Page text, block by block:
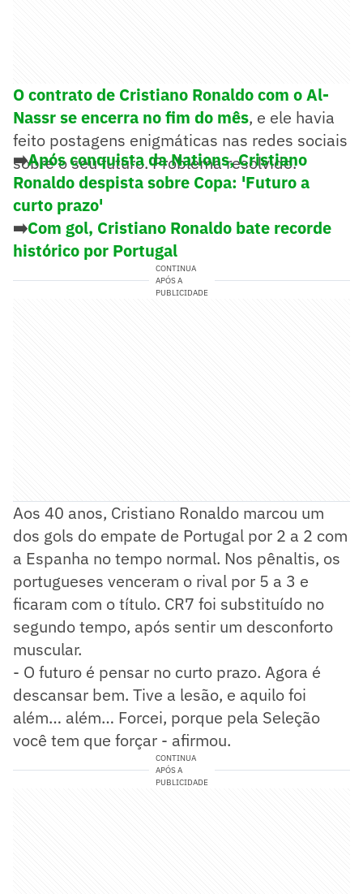
O contrato de Cristiano Ronaldo com o Al-
Nassr se encerra no fim do mês, e ele havia
feito postagens enigmáticas nas redes sociais
sobre o seu futuro. Problema resolvido.
➡️Após conquista da Nations, Cristiano
Ronaldo despista sobre Copa: 'Futuro a
curto prazo'
➡️Com gol, Cristiano Ronaldo bate recorde
histórico por Portugal
CONTINUA
APÓS A
PUBLICIDADE
Aos 40 anos, Cristiano Ronaldo marcou um
dos gols do empate de Portugal por 2 a 2 com
a Espanha no tempo normal. Nos pênaltis, os
portugueses venceram o rival por 5 a 3 e
ficaram com o título. CR7 foi substituído no
segundo tempo, após sentir um desconforto
muscular.
- O futuro é pensar no curto prazo. Agora é
descansar bem. Tive a lesão, e aquilo foi
além… além… Forcei, porque pela Seleção
você tem que forçar - afirmou.
CONTINUA
APÓS A
PUBLICIDADE